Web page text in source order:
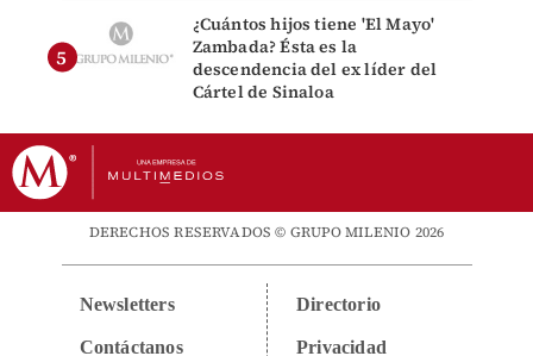
¿Cuántos hijos tiene 'El Mayo'
Zambada? Ésta es la
descendencia del ex líder del
Cártel de Sinaloa
DERECHOS RESERVADOS © GRUPO MILENIO 2026
Newsletters
Contáctanos
Directorio
Privacidad